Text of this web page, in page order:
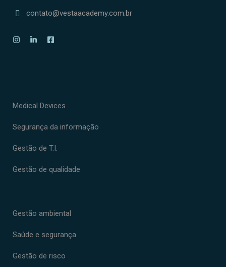
contato@vestaacademy.com.br
Medical Devices
Segurança da informação
Gestão de T.I.
Gestão de qualidade
Gestão ambiental
Saúde e segurança
Gestão de risco